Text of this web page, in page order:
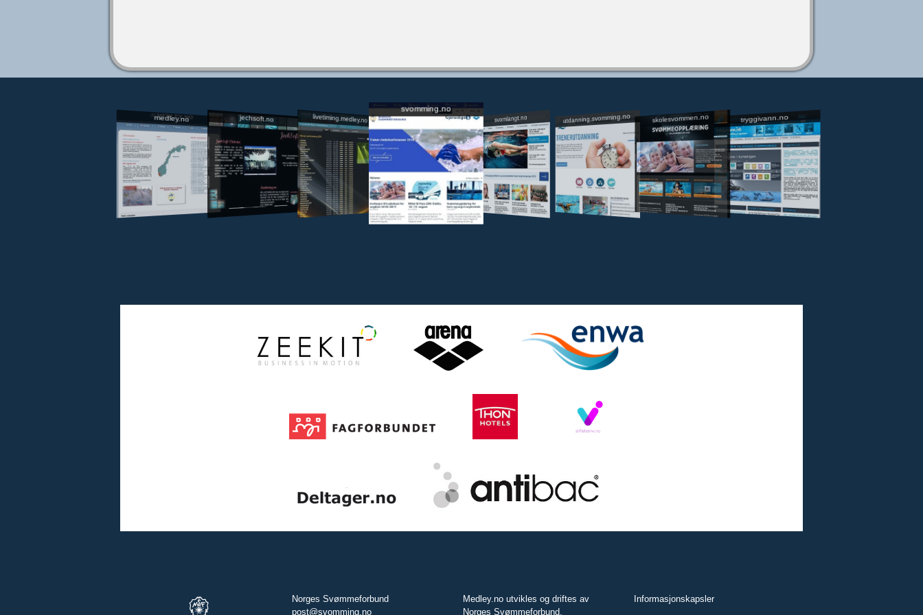
medley.no jechsoft.no livetiming.medley.no
svomming.no
svomlangt.no utdanning.svomming.no skolesvommen.no tryggivann.no
Norges Svømmeforbund
post@svomming.no
Medley.no utvikles og driftes av
Norges Svømmeforbund.
Informasjonskapsler